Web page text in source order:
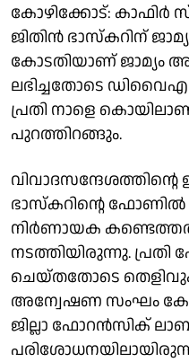
കോഴിക്കോട്:
ജിതിൻ ഭാസ്കറിന്
കോടതിയാണ് ജാമ്യം
ലഭിച്ചതോടെ
പ്രതി നാളെ
പുറത്തിറങ്ങും.
വിവാദസന്ദേശത്തിൻ്റെ
ഭാസ്‌കറിൻ്റെ ഫോണിൽ
നിർണായക
നടത്തിയിരുന്നു. പ്രതി
ചെയ്തതോടെ
അന്വേഷണ സംഘം
ജില്ലാ ഫോറന്‍സിക്